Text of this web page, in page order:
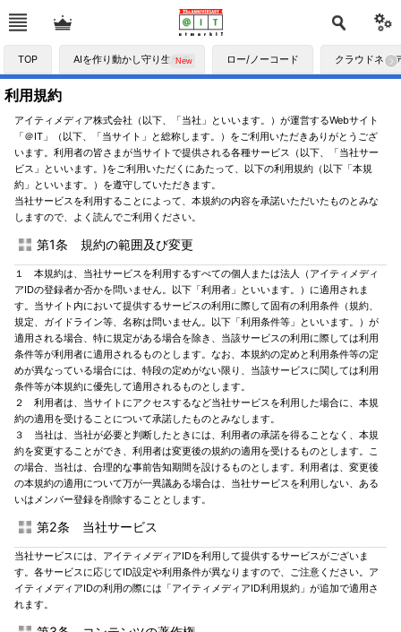
TOP AIを作り動かし守り生かす ロー/ノーコード クラウドネイ
利用規約
アイティメディア株式会社（以下、「当社」といいます。）が運営するWebサイト
「＠IT」（以下、「当サイト」と総称します。）をご利用いただきありがとうござ
います。利用者の皆さまが当サイトで提供される各種サービス（以下、「当社サー
ビス」といいます。)をご利用いただくにあたって、以下の利用規約（以下「本規
約」といいます。）を遵守していただきます。
当社サービスを利用することによって、本規約の内容を承諾いただいたものとみな
しますので、よく読んでご利用ください。
第1条 規約の範囲及び変更
１ 本規約は、当社サービスを利用するすべての個人または法人（アイティメディ
アIDの登録者か否かを問いません。以下「利用者」といいます。）に適用されま
す。当サイト内において提供するサービスの利用に際して固有の利用条件（規約、
規定、ガイドライン等、名称は問いません。以下「利用条件等」といいます。）が
適用される場合、特に規定がある場合を除き、当該サービスの利用に際しては利用
条件等が利用者に適用されるものとします。なお、本規約の定めと利用条件等の定
めが異なっている場合には、特段の定めがない限り、当該サービスに関しては利用
条件等が本規約に優先して適用されるものとします。
２ 利用者は、当サイトにアクセスするなど当社サービスを利用した場合に、本規
約の適用を受けることについて承諾したものとみなします。
３ 当社は、当社が必要と判断したときには、利用者の承諾を得ることなく、本規
約を変更することができ、利用者は変更後の規約の適用を受けるものとします。こ
の場合、当社は、合理的な事前告知期間を設けるものとします。利用者は、変更後
の本規約の適用について万が一異議ある場合は、当社サービスを利用しない、ある
いはメンバー登録を削除することとします。
第2条 当社サービス
当社サービスには、アイティメディアIDを利用して提供するサービスがございま
す。各サービスに応じてID設定や利用条件が異なりますので、ご注意ください。ア
イティメディアIDの利用の際には「アイティメディアID利用規約」が追加で適用さ
れます。